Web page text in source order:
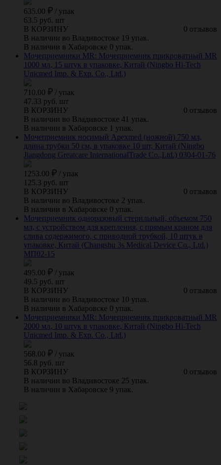
635.00 / упак
63.5 руб. шт
0 отзывов
В КОРЗИНУ
В наличии во Владивостоке 19 упак.
В наличии в Хабаровске 0 упак.
Мочеприемники MR: Мочеприемник прикроватный MR
1000 мл, 15 штук в упаковке, Китай (Ningbo Hi-Tech
Unicmed Imp. & Exp. Co., Ltd.)
710.00 / упак
47.33 руб. шт
0 отзывов
В КОРЗИНУ
В наличии во Владивостоке 41 упак.
В наличии в Хабаровске 1 упак.
Мочеприемник носимый Apexmed (ножной) 750 мл,
длина трубки 50 см, в упаковке 10 шт, Китай (Ningbo
Jiangdong Greatcare InternationalTrade Co.,Ltd.) 0304-01-76
1253.00 / упак
125.3 руб. шт
0 отзывов
В КОРЗИНУ
В наличии во Владивостоке 2 упак.
В наличии в Хабаровске 0 упак.
Мочеприемник одноразовый стерильный, объемом 750
мл, с устройством для крепления, с прямым краном для
слива содержимого, с приводной трубкой, 10 штук в
упаковке, Китай (Changshu 3s Medical Device Co., Ltd.)
МП02-15
495.00 / упак
49.5 руб. шт
0 отзывов
В КОРЗИНУ
В наличии во Владивостоке 10 упак.
В наличии в Хабаровске 0 упак.
Мочеприемники MR: Мочеприемник прикроватный MR
2000 мл, 10 штук в упаковке, Китай (Ningbo Hi-Tech
Unicmed Imp. & Exp. Co., Ltd.)
568.00 / упак
56.8 руб. шт
0 отзывов
В КОРЗИНУ
В наличии во Владивостоке 25 упак.
В наличии в Хабаровске 9 упак.